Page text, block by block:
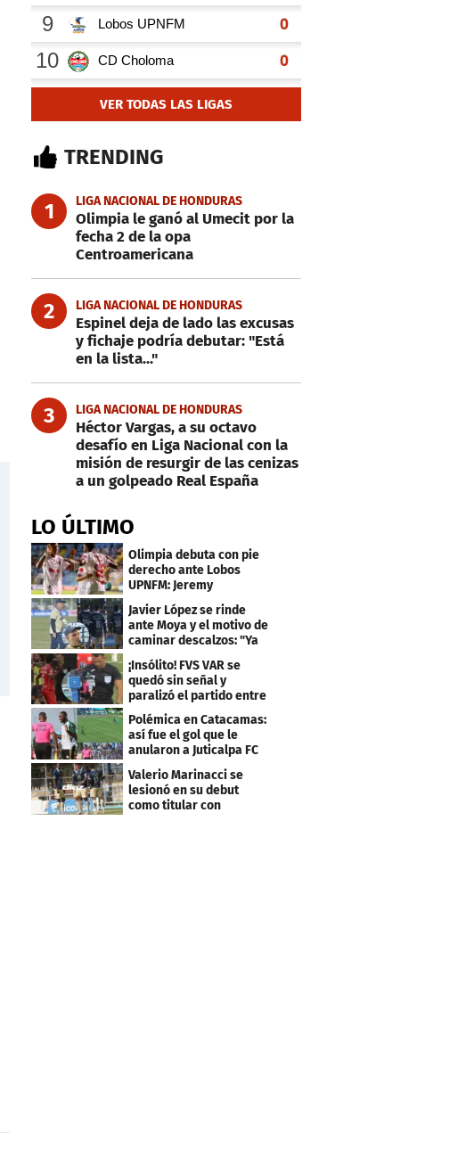
VER TODAS LAS LIGAS
TRENDING
1 LIGA NACIONAL DE HONDURAS
Olimpia le ganó al Umecit por la
fecha 2 de la opa
Centroamericana
2 LIGA NACIONAL DE HONDURAS
Espinel deja de lado las excusas
y fichaje podría debutar: "Está
en la lista..."
3 LIGA NACIONAL DE HONDURAS
Héctor Vargas, a su octavo
desafío en Liga Nacional con la
misión de resurgir de las cenizas
a un golpeado Real España
LO ÚLTIMO
Olimpia debuta con pie
derecho ante Lobos
UPNFM: Jeremy
Rodríguez fue el héroe
Javier López se rinde
ante Moya y el motivo de
caminar descalzos: "Ya
nos piden la 21"
¡Insólito! FVS VAR se
quedó sin señal y
paralizó el partido entre
Estrella Roja-Olancho
Polémica en Catacamas:
así fue el gol que le
anularon a Juticalpa FC
ante Motagua
Valerio Marinacci se
lesionó en su debut
como titular con